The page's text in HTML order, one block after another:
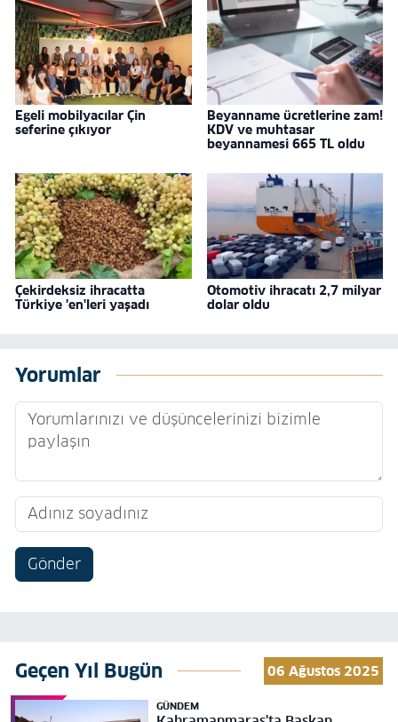
Egeli mobilyacılar Çin
seferine çıkıyor
Beyanname ücretlerine zam!
KDV ve muhtasar
beyannamesi 665 TL oldu
Çekirdeksiz ihracatta
Türkiye 'en'leri yaşadı
Otomotiv ihracatı 2,7 milyar
dolar oldu
Yorumlar
Gönder
Geçen Yıl Bugün 06 Ağustos 2025
GÜNDEM